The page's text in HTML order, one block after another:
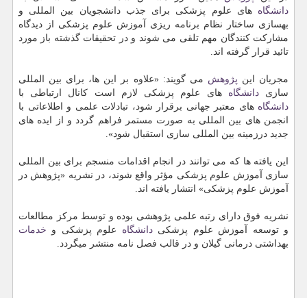
دانشگاه های علوم پزشكی برای جذب دانشجویان بین المللی و
بهسازی ساختار نظام برنامه ریزی آموزش علوم پزشكی از دیدگاه
مشاركت كنندگان مهم تلقی می شوند و در تحقیقات گذشته باز مورد
تائید قرار گرفته اند.
مجریان این پژوهش می گویند: «علاوه بر این ها، برای بین المللی
سازیدانشگاه های علوم پزشكی لازم است كانال ارتباطی با
دانشگاه های معتبر جهانی برقرار شود، تبادلات علمی و اطلاعاتی با
انجمن های بین المللی به صورت مستمر فراهم گردد و از ایده های
جدید درزمینه بین المللی سازی استقبال شود».
این یافته ها كه می توانند در انجام اقدامات منسجم برای بین المللی
سازی آموزش علوم پزشكی مؤثر واقع شوند، در نشریه «پژوهش در
آموزش علوم پزشكی» انتشار یافته اند.
نشریه فوق دارای رتبه علمی پژوهشی بوده و توسط مركز مطالعات
و توسعه آموزش علوم پزشكیدانشگاه علوم پزشكی و خدمات
بهداشتی درمانی گیلان و در قالب فصل نامه منتشر میگردد.